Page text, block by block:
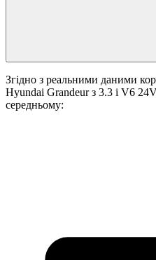
Згідно з реальними даними
Hyundai Grandeur з 3.3 i V6
середньому: